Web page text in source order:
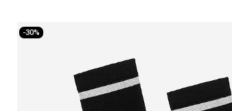
-30%